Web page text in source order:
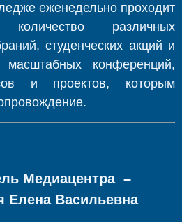
еженедельно проходит
различных
студенческих акций и
масштабных конференций,
и проектов, которым
Медиацентра –
Елена Васильевна